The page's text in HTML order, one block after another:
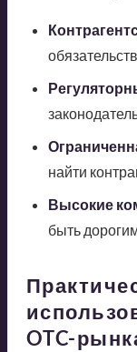
найти
Высокие
быть
OTC-